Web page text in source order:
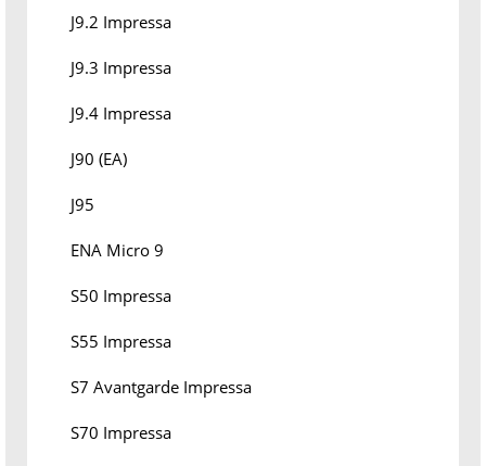
J9.2 Impressa
J9.3 Impressa
J9.4 Impressa
J90 (EA)
J95
ENA Micro 9
S50 Impressa
S55 Impressa
S7 Avantgarde Impressa
S70 Impressa